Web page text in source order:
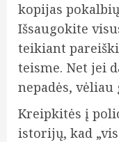
kopijas
Išsaugokite
teikiant
teisme. Net jei
nepadės,
Kreipkitės į
istorijų, kad